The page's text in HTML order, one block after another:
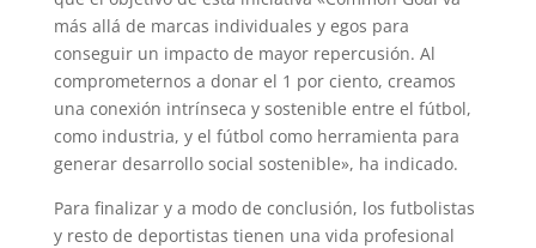
más allá de marcas individuales y egos para
conseguir un impacto de mayor repercusión. Al
comprometernos a donar el 1 por ciento, creamos
una conexión intrínseca y sostenible entre el fútbol,
como industria, y el fútbol como herramienta para
generar desarrollo social sostenible», ha indicado.
Para finalizar y a modo de conclusión, los futbolistas
y resto de deportistas tienen una vida profesional